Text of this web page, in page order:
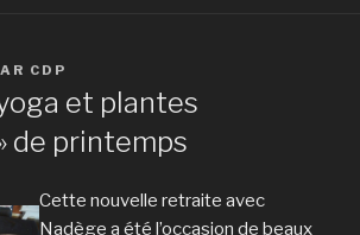
CDP
et plantes
de printemps
Cette nouvelle retraite avec
Nadège a été l’occasion de beaux